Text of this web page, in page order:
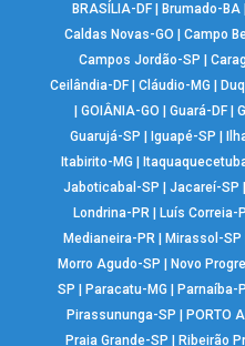
BRASÍLIA-DF| Brumado-BA|
Caldas Novas-GO
|Campo
Campos Jordão-SP
Ceilândia-DF| Cláudio-MG
GOIÂNIA-GO Guará-DF|
Guarujá-SP
Iguapé-SP
Itabirito-MG
Jaboticabal-SP
Jacareí-SP
Londrina-PR| Luís Correia-PI
Medianeira-PR
Mirassol-SP
Morro Agudo-SP
Novo
SP
Paracatu-MG Parnaíba-PI
Pirassununga-SP
PORTO
Praia Grande-SP
Ribeirão